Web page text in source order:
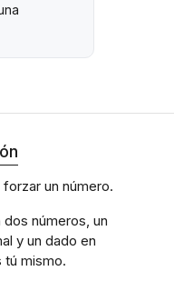
un número.
números, un
y un dado en
tú mismo.